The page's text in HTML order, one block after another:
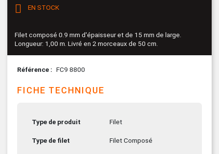
 EN STOCK
Filet composé 0.9 mm d'épaisseur et de 15 mm de large.
Longueur: 1,00 m. Livré en 2 morceaux de 50 cm.
Référence FC9 8800
FICHE TECHNIQUE
Type de produit Filet
Type de filet Filet Composé